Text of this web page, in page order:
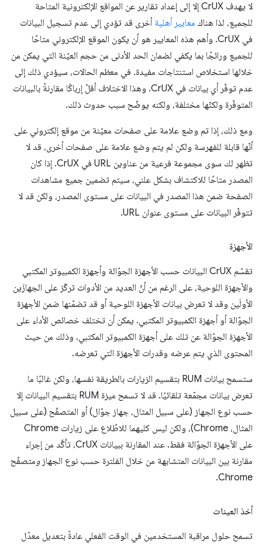
لا يهدف CrUX إلا إلى إعداد تقارير عن المواقع الإلكترونية المتاحة
للجميع، لذا هناك معايير أهلية أخرى قد تؤدي إلى عدم تسجيل البيانات
في CrUX. وأهم هذه المعايير هو أن يكون الموقع الإلكتروني متاحًا
للجميع ورائجًا بما يكفي لضمان الحد الأدنى من حجم العيّنة التي يمكن من
خلالها استخلاص استنتاجات مفيدة. في معظم الحالات، سيؤدي ذلك إلى
عدم توفّر أي بيانات في CrUX. وهذا الاختلاف أقلّ إرباكًا مقارنةً بالبيانات
المتوفّرة ولكنّها مختلفة، ولكنه يوضّح سبب حدوث ذلك.
ومع ذلك، إذا تم وضع علامة على صفحات معيّنة من موقع إلكتروني على
أنّها قابلة للفهرسة ولكن لم يتم وضع علامة على صفحات أخرى، قد لا
تظهر لك سوى مجموعة فرعية من عناوين URL في CrUX. إذا كان
المصدر متاحًا للاكتشاف بشكل علني، سيتم تضمين جميع مشاهدات
الصفحة ضمن هذا المصدر في البيانات على مستوى المصدر، ولكن قد لا
تتوفّر البيانات على مستوى عنوان URL.
الأجهزة
تقسّم CrUX البيانات حسب الأجهزة الجوّالة وأجهزة الكمبيوتر المكتبي
والأجهزة اللوحية، على الرغم من أنّ العديد من الأدوات تركّز على الجهازَين
الأولَين وقد لا تعرض بيانات الأجهزة اللوحية أو قد تضمّنها ضمن الأجهزة
الجوّالة أو أجهزة الكمبيوتر المكتبي. يمكن أن تختلف خصائص الأداء على
الأجهزة الجوّالة عن تلك على أجهزة الكمبيوتر المكتبي، وذلك من حيث
المحتوى الذي يتم عرضه وقدرات الأجهزة التي تعرضه.
ستسمح بيانات RUM بتقسيم الزيارات بالطريقة نفسها، ولكن غالبًا ما
تعرض بيانات مجمّعة تلقائيًا. قد لا تسمح ميزة RUM بتقسيم البيانات إلا
حسب نوع الجهاز (على سبيل المثال، جهاز جوّال) أو المتصفّح (على سبيل
المثال، Chrome)، ولكن ليس كليهما للاطّلاع على زيارات Chrome
على الأجهزة الجوّالة فقط. عند المقارنة ببيانات CrUX، تأكَّد من إجراء
مقارنة بين البيانات المتشابهة من خلال الفلترة حسب نوع الجهازومتصفّح
Chrome.
أخذ العينات
تسمح حلول مراقبة المستخدمين في الوقت الفعلي عادةً بتعديل معدّل